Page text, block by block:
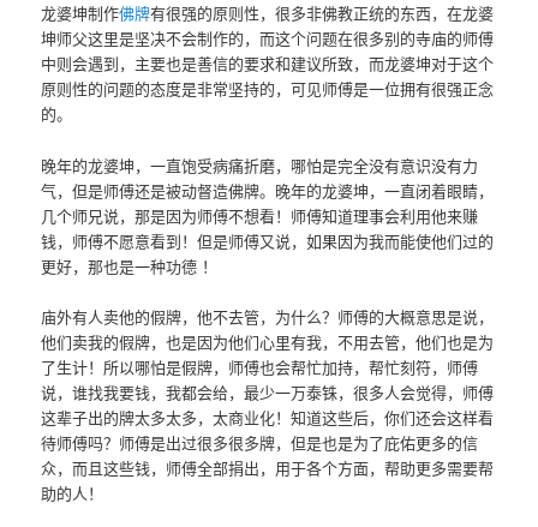
龙婆坤制作佛牌有很强的原则性，很多非佛教正统的东西，在龙婆
坤师父这里是坚决不会制作的，而这个问题在很多别的寺庙的师傅
中则会遇到，主要也是善信的要求和建议所致，而龙婆坤对于这个
原则性的问题的态度是非常坚持的，可见师傅是一位拥有很强正念
的。
晚年的龙婆坤，一直饱受病痛折磨，哪怕是完全没有意识没有力
气，但是师傅还是被动督造佛牌。晚年的龙婆坤，一直闭着眼睛，
几个师兄说，那是因为师傅不想看！师傅知道理事会利用他来赚
钱，师傅不愿意看到！但是师傅又说，如果因为我而能使他们过的
更好，那也是一种功德 ！
庙外有人卖他的假牌，他不去管，为什么？师傅的大概意思是说，
他们卖我的假牌，也是因为他们心里有我，不用去管，他们也是为
了生计！所以哪怕是假牌，师傅也会帮忙加持，帮忙刻符，师傅
说，谁找我要钱，我都会给，最少一万泰铢，很多人会觉得，师傅
这辈子出的牌太多太多，太商业化！知道这些后，你们还会这样看
待师傅吗？师傅是出过很多很多牌，但是也是为了庇佑更多的信
众，而且这些钱，师傅全部捐出，用于各个方面，帮助更多需要帮
助的人！